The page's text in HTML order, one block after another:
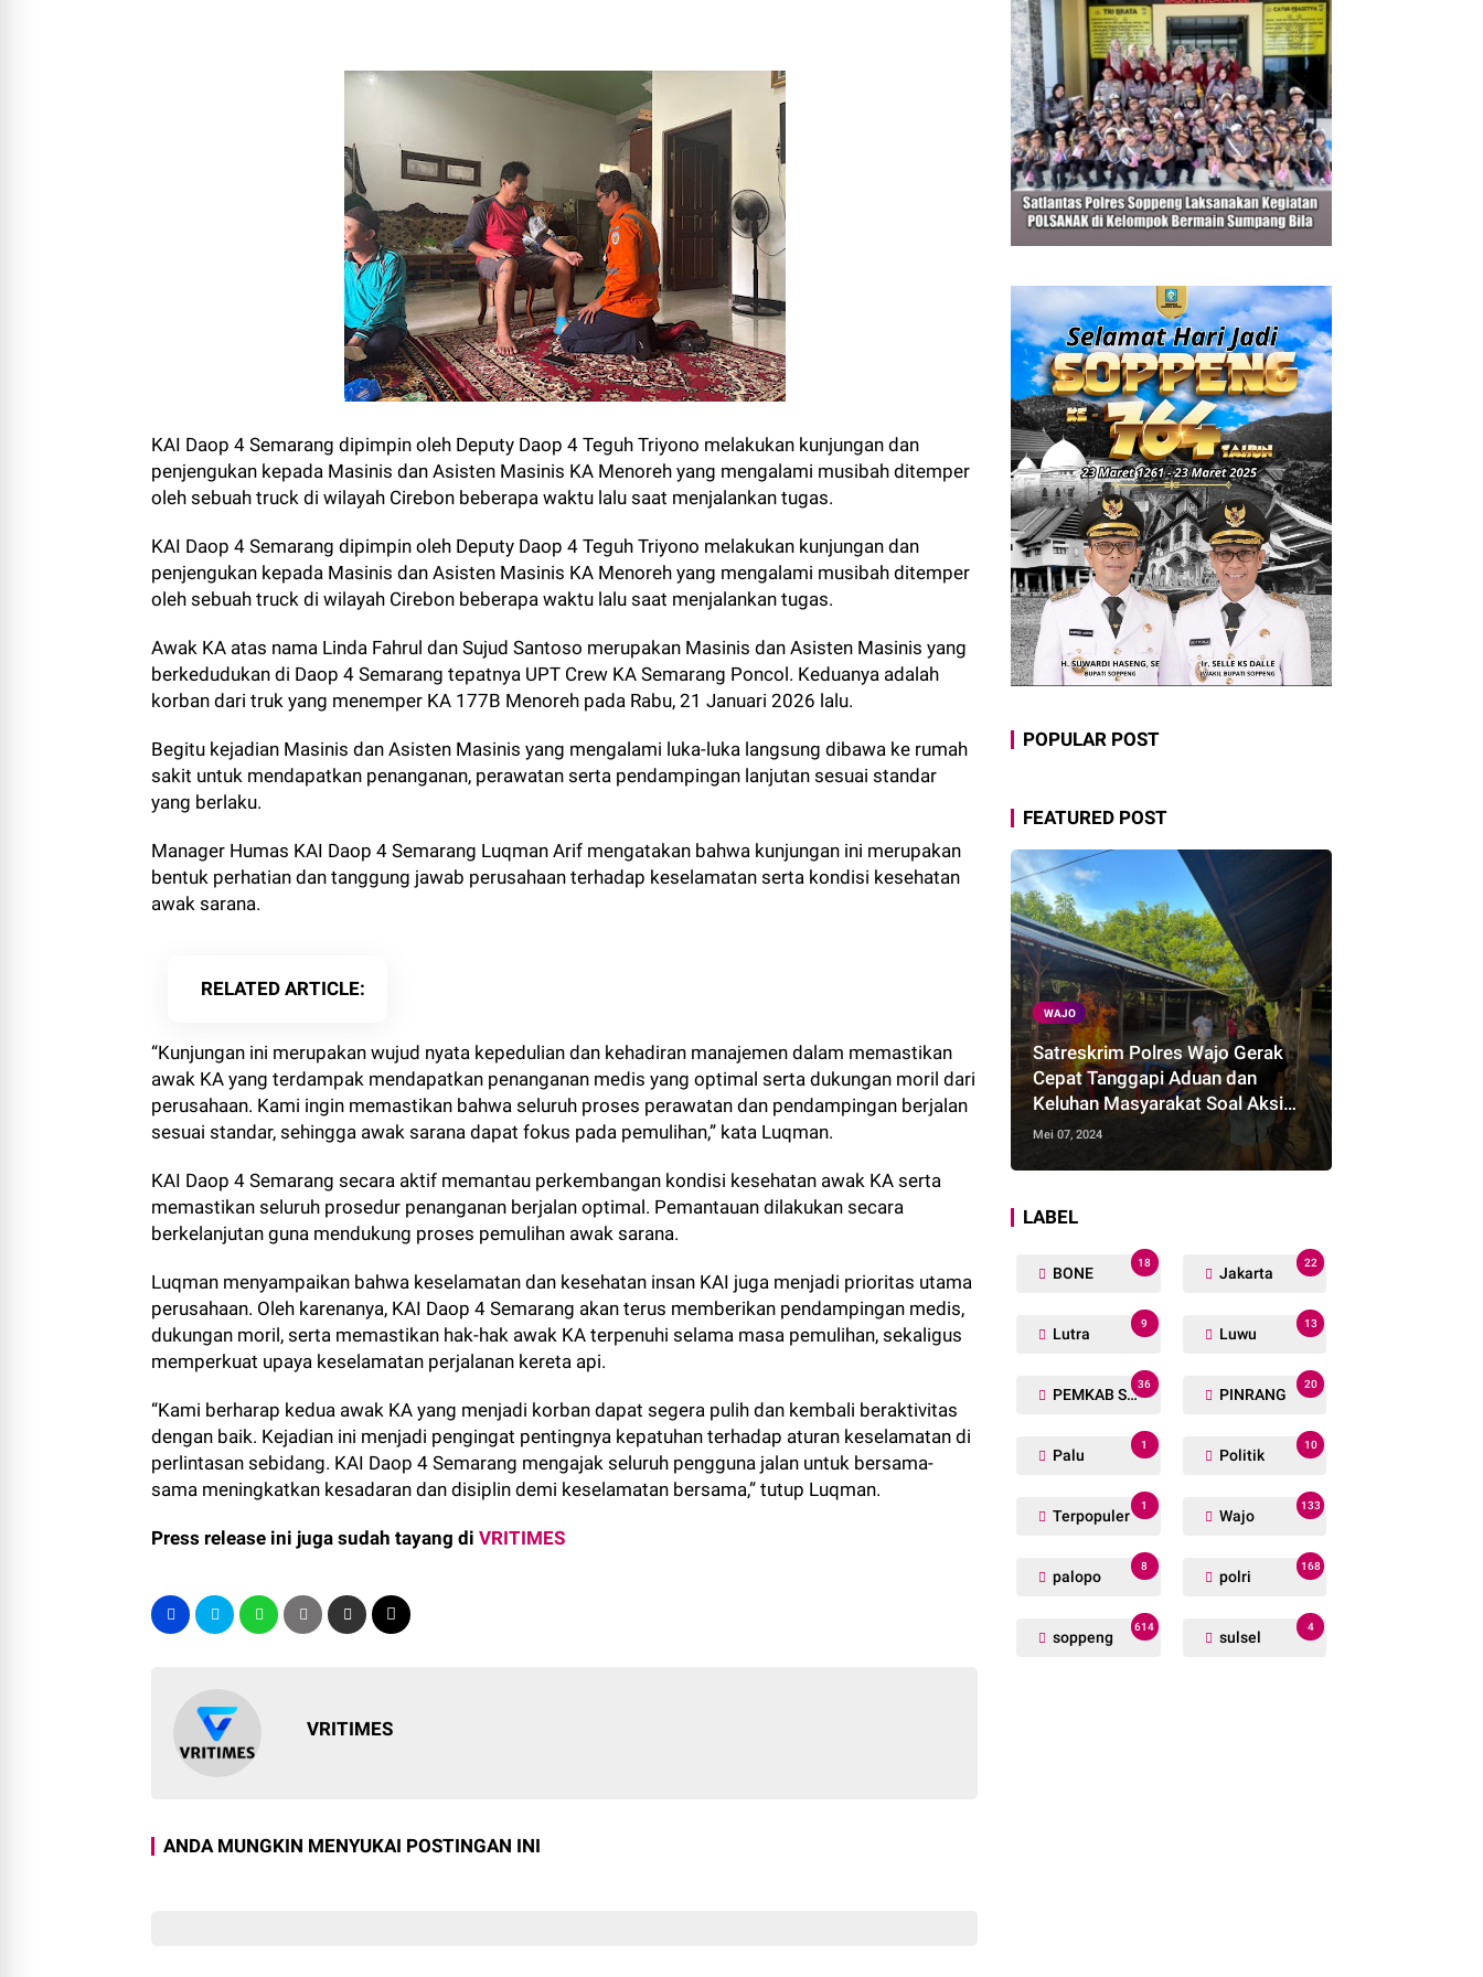
KAI Daop 4 Semarang dipimpin oleh Deputy Daop 4 Teguh Triyono melakukan kunjungan dan
penjengukan kepada Masinis dan Asisten Masinis KA Menoreh yang mengalami musibah ditemper
oleh sebuah truck di wilayah Cirebon beberapa waktu lalu saat menjalankan tugas.
KAI Daop 4 Semarang dipimpin oleh Deputy Daop 4 Teguh Triyono melakukan kunjungan dan
penjengukan kepada Masinis dan Asisten Masinis KA Menoreh yang mengalami musibah ditemper
oleh sebuah truck di wilayah Cirebon beberapa waktu lalu saat menjalankan tugas.
Awak KA atas nama Linda Fahrul dan Sujud Santoso merupakan Masinis dan Asisten Masinis yang
berkedudukan di Daop 4 Semarang tepatnya UPT Crew KA Semarang Poncol. Keduanya adalah
korban dari truk yang menemper KA 177B Menoreh pada Rabu, 21 Januari 2026 lalu.
Begitu kejadian Masinis dan Asisten Masinis yang mengalami luka-luka langsung dibawa ke rumah
sakit untuk mendapatkan penanganan, perawatan serta pendampingan lanjutan sesuai standar
yang berlaku.
Manager Humas KAI Daop 4 Semarang Luqman Arif mengatakan bahwa kunjungan ini merupakan
bentuk perhatian dan tanggung jawab perusahaan terhadap keselamatan serta kondisi kesehatan
awak sarana.
RELATED ARTICLE
“Kunjungan ini merupakan wujud nyata kepedulian dan kehadiran manajemen dalam memastikan
awak KA yang terdampak mendapatkan penanganan medis yang optimal serta dukungan moril dari
perusahaan. Kami ingin memastikan bahwa seluruh proses perawatan dan pendampingan berjalan
sesuai standar, sehingga awak sarana dapat fokus pada pemulihan,” kata Luqman.
KAI Daop 4 Semarang secara aktif memantau perkembangan kondisi kesehatan awak KA serta
memastikan seluruh prosedur penanganan berjalan optimal. Pemantauan dilakukan secara
berkelanjutan guna mendukung proses pemulihan awak sarana.
Luqman menyampaikan bahwa keselamatan dan kesehatan insan KAI juga menjadi prioritas utama
perusahaan. Oleh karenanya, KAI Daop 4 Semarang akan terus memberikan pendampingan medis,
dukungan moril, serta memastikan hak-hak awak KA terpenuhi selama masa pemulihan, sekaligus
memperkuat upaya keselamatan perjalanan kereta api.
“Kami berharap kedua awak KA yang menjadi korban dapat segera pulih dan kembali beraktivitas
dengan baik. Kejadian ini menjadi pengingat pentingnya kepatuhan terhadap aturan keselamatan di
perlintasan sebidang. KAI Daop 4 Semarang mengajak seluruh pengguna jalan untuk bersama-
sama meningkatkan kesadaran dan disiplin demi keselamatan bersama,” tutup Luqman.
Press release ini juga sudah tayang di VRITIMES
VRITIMES
ANDA MUNGKIN MENYUKAI POSTINGAN INI
POPULAR POST
FEATURED POST
WAJO
Satreskrim Polres Wajo Gerak
Cepat Tanggapi Aduan dan
Keluhan Masyarakat Soal Aksi
Perjudian
Mei 07, 2024
LABEL
BONE
18
Jakarta
22
Lutra
9
Luwu
13
PEMKAB SOPPENG
36
PINRANG
20
Palu
1
Politik
10
Terpopuler
1
Wajo
133
palopo
8
polri
168
soppeng
614
sulsel
4